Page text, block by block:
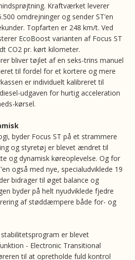
Kraftværket leverer
omdrejninger og sender ST’en
Topfarten er 248 km/t. Ved
EcoBoost varianten af Focus ST
CO2 pr. kørt kilometer.
bliver tøjlet af en seks-trins manuel
til fordel for et kortere og mere
er individuelt kalibreret til
udgaven for hurtig acceleration
kørsel.
byder Focus ST på et strammere
og styretøj er blevet ændret til
og dynamisk køreoplevelse. Og for
også med nye, specialudviklede 19
bidrager til øget balance og
byder på helt nyudviklede fjedre
af støddæmpere både for- og
er blevet
- Electronic Transitional
til at opretholde fuld kontrol